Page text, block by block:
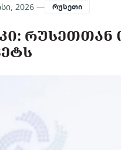
2026 — რუსეთი
ᲠᲣᲡᲔᲗᲗᲐᲜ